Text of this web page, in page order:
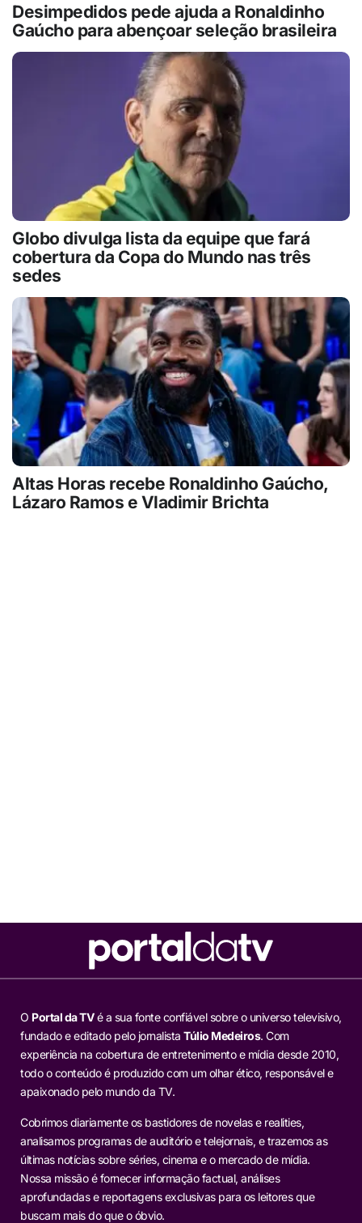
Desimpedidos pede ajuda a Ronaldinho
Gaúcho para abençoar seleção brasileira
Globo divulga lista da equipe que fará
cobertura da Copa do Mundo nas três
sedes
Altas Horas recebe Ronaldinho Gaúcho,
Lázaro Ramos e Vladimir Brichta
O Portal da TVé a sua fonte confiável sobre o universo televisivo,
fundado e editado pelo jornalista Túlio Medeiros. Com
experiência na cobertura de entretenimento e mídia desde 2010,
todo o conteúdo é produzido com um olhar ético, responsável e
apaixonado pelo mundo da TV.
Cobrimos diariamente os bastidores de novelas e realities,
analisamos programas de auditório e telejornais, e trazemos as
últimas notícias sobre séries, cinema e o mercado de mídia.
Nossa missão é fornecer informação factual, análises
aprofundadas e reportagens exclusivas para os leitores que
buscam mais do que o óbvio.